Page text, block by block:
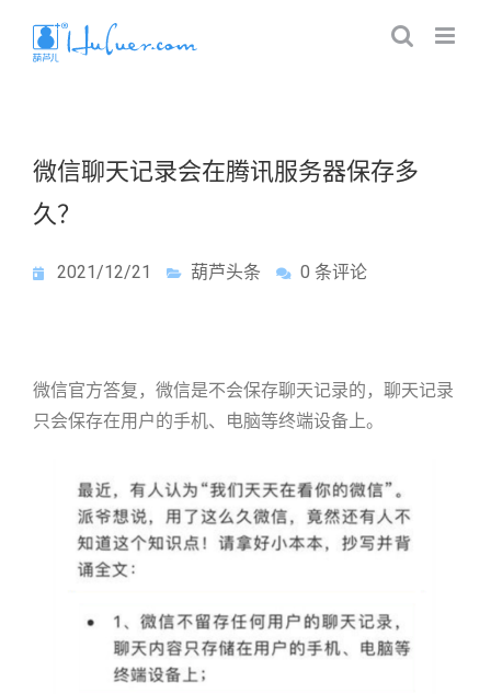
微信聊天记录会在腾讯服务器保存多
久？
2021/12/21 葫芦头条 0 条评论
微信官方答复，微信是不会保存聊天记录的，聊天记录
只会保存在用户的手机、电脑等终端设备上。